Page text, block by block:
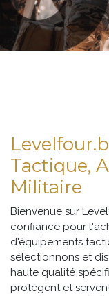
Tactique,
Militaire
Bienvenue sur
confiance pour
d'équipements
sélectionnons et
haute qualité
protègent et